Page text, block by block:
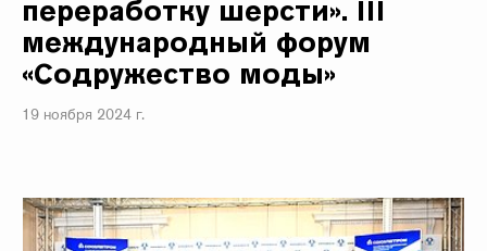
переработку шерсти». III
международный форум
«Содружество моды»
19 ноября 2024 г.